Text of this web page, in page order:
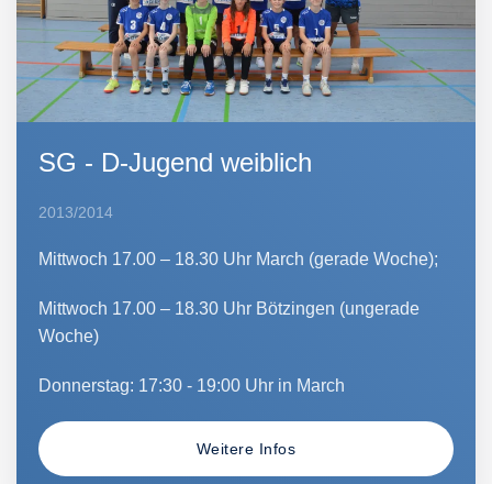
SG - D-Jugend weiblich
2013/2014
Mittwoch 17.00 – 18.30 Uhr March (gerade Woche);
Mittwoch 17.00 – 18.30 Uhr Bötzingen (ungerade
Woche)
Donnerstag: 17:30 - 19:00 Uhr in March
Weitere Infos